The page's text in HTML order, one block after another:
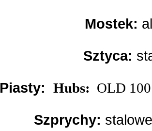
Mostek:
Sztyca:
Piasty: Hubs: OLD
Szprychy: